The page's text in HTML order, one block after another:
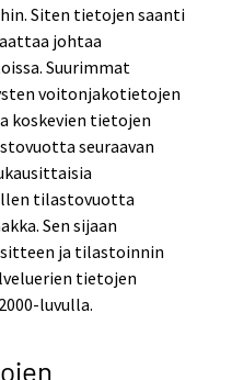
Siten tietojen saanti
johtaa
Suurimmat
voitonjakotietojen
koskevien tietojen
seuraavan
tilastovuotta
Sen sijaan
ja tilastoinnin
tietojen
luvulla.